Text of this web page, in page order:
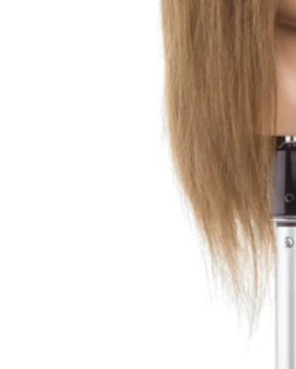
le média 0 en mode modal